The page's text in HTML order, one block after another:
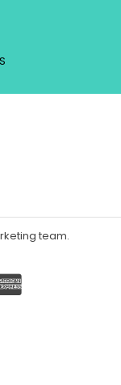
team.